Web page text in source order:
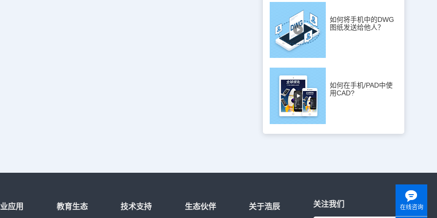
如何将手机中的DWG
图纸发送给他人？
如何在手机/PAD中使
用CAD?
应用 教育生态 技术支持 生态伙伴 关于浩辰 关注我们 在线咨询